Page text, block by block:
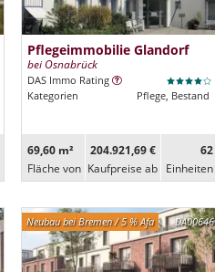
Pflegeimmobilie Glandorf
bei Osnabrück
DAS Immo Rating
Kategorien
Pflege, Bestand
69,60 m²
Fläche von
204.921,69 €
Kaufpreise ab
62
Ein­heiten
DA00646
Neubau bei Bremen / 5 % Afa